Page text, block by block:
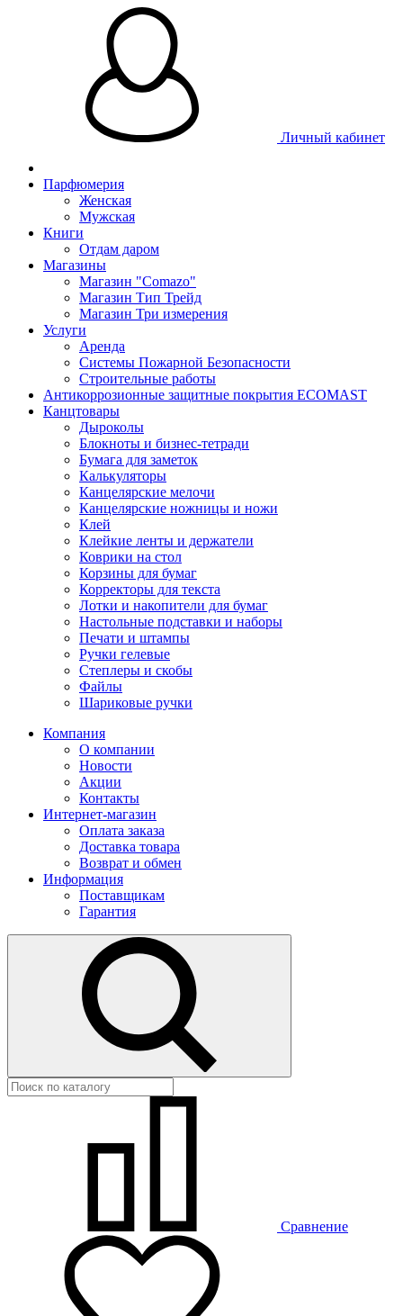
Личный кабинет
Парфюмерия
Женская
Мужская
Книги
Отдам даром
Магазины
Магазин "Comazo"
Магазин Тип Трейд
Магазин Три измерения
Услуги
Аренда
Системы Пожарной Безопасности
Строительные работы
Антикоррозионные защитные покрытия ECOMAST
Канцтовары
Дыроколы
Блокноты и бизнес-тетради
Бумага для заметок
Калькуляторы
Канцелярские мелочи
Канцелярские ножницы и ножи
Клей
Клейкие ленты и держатели
Коврики на стол
Корзины для бумаг
Корректоры для текста
Лотки и накопители для бумаг
Настольные подставки и наборы
Печати и штампы
Ручки гелевые
Степлеры и скобы
Файлы
Шариковые ручки
Компания
О компании
Новости
Акции
Контакты
Интернет-магазин
Оплата заказа
Доставка товара
Возврат и обмен
Информация
Поставщикам
Гарантия
Сравнение